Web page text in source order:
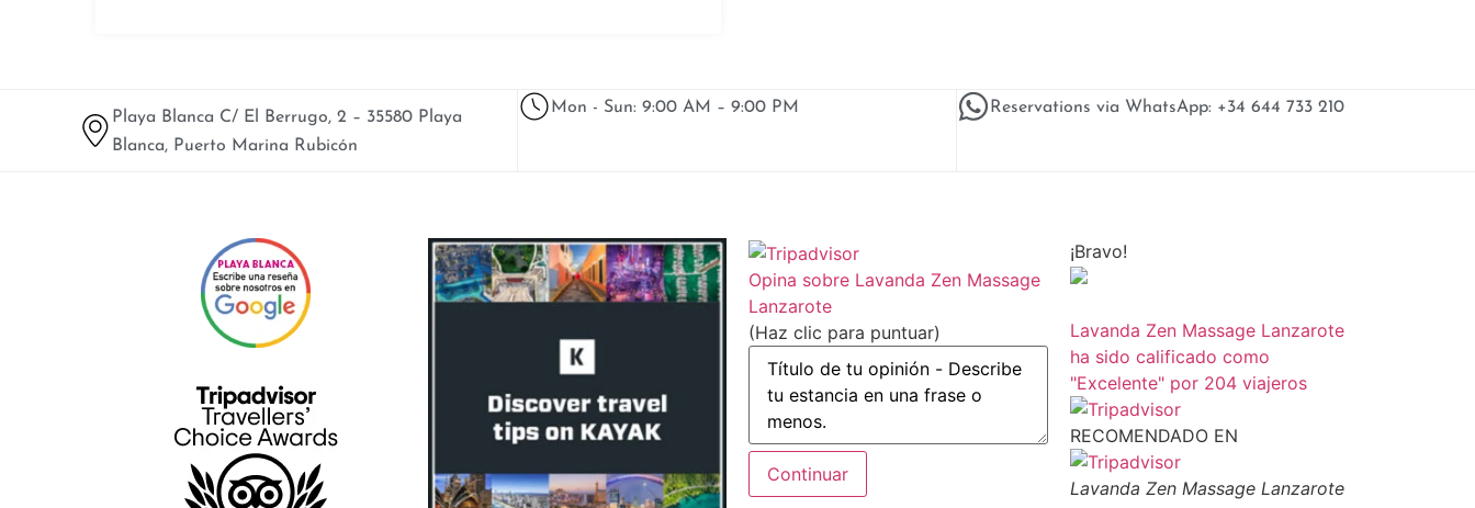
Playa Blanca C/ El Berrugo, 2 – 35580 Playa
Blanca, Puerto Marina Rubicón
Mon - Sun: 9:00 AM – 9:00 PM Reservations via WhatsApp: +34 644 733 210
Opina sobre Lavanda Zen Massage
Lanzarote
(Haz clic para puntuar)
¡Bravo!
Lavanda Zen Massage Lanzarote
ha sido calificado como
"Excelente" por 204 viajeros
RECOMENDADO EN
Lavanda Zen Massage Lanzarote